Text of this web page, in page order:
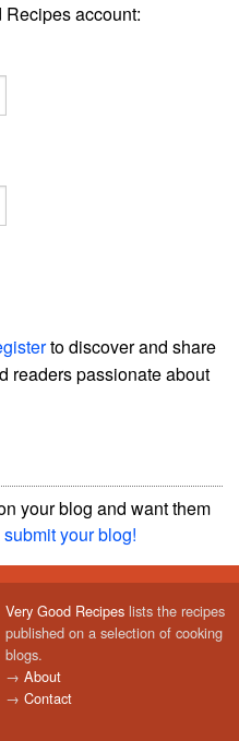
Recipes account:
to discover and share
readers passionate about
your blog and want them
submit your blog!
Very Good Recipes lists the recipes
published on a selection of cooking
blogs.
→ About
→ Contact